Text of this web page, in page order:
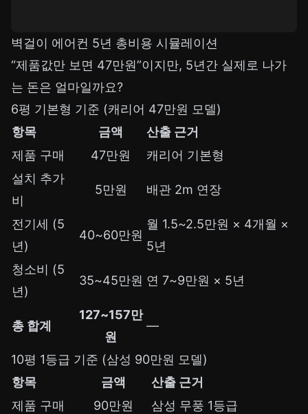
벽걸이 에어컨 5년 총비용 시뮬레이션
“제품값만 보면 47만원”이지만, 5년간 실제로 나가
는 돈은 얼마일까요?
6평 기본형 기준 (캐리어 47만원 모델)
항목
금액
산출 근거
제품 구매
47만원
캐리어 기본형
설치 추가
비
5만원 배관 2m 연장
전기세 (5
년)
40~60만원
월 1.5~2.5만원 × 4개월 ×
5년
청소비 (5
년)
35~45만원 연 7~9만원 × 5년
총 합계
127~157만
원
—
10평 1등급 기준 (삼성 90만원 모델)
항목
금액
산출 근거
제품 구매
90만원
삼성 무풍 1등급